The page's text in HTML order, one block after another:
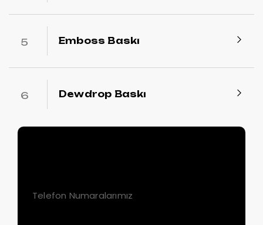
Emboss Baskı
Dewdrop Baskı
Telefon Numaralarımız